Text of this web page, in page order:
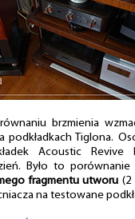
brzmienia
Tiglona.
Acoustic Revive
Było to porównanie
fragmentu utworu (2
na testowane